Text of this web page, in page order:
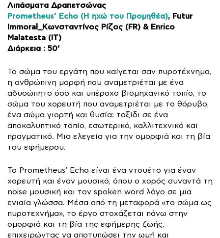
Λιπάσματα Δραπετσώνας
Prometheus’ Echo (Η ηχώ του Προμηθέα), Futur
Immoral_Κωνσταντίνος Ρίζος (FR) & Enrico
Malatesta (IT)
Διάρκεια : 50’
Το σώμα του εργάτη που καίγεται σαν πυροτέχνημα,
η ανθρώπινη μορφή που αναμετριέται με ένα
αδυσώπητο όσο και υπέροχο βιομηχανικό τοπίο, το
σώμα του χορευτή που αναμετριέται με το θόρυβο,
ένα σώμα γιορτή και θυσία: ταξίδι σε ένα
αποκαλυπτικό τοπίο, εσωτερικό, καλλιτεχνικό και
πραγματικό. Μια ελεγεία για την ομορφιά και τη βία
του εφήμερου.
Το Prometheus’ Echo είναι ένα ντουέτο για έναν
χορευτή και έναν μουσικό, όπου ο χορός συναντά τη
noise μουσική και τον spoken word λόγο σε μια
ενιαία γλώσσα. Μέσα από τη μεταφορά «το σώμα ως
πυροτεχνήμα», το έργο στοχάζεται πάνω στην
ομορφιά και τη βία της εφήμερης ζωής,
επιχειρώντας να αποτυπώσει την ωμή και